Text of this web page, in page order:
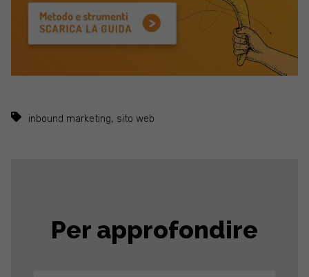
inbound marketing, sito web
Per approfondire